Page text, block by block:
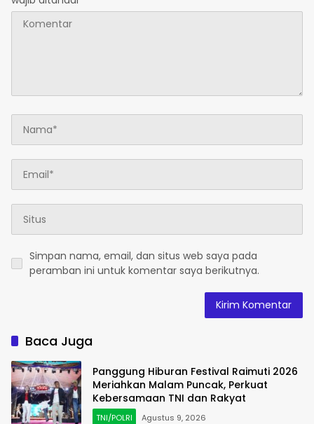
Simpan nama, email, dan situs web saya pada
peramban ini untuk komentar saya berikutnya.
Baca Juga
Panggung Hiburan Festival Raimuti 2026
Meriahkan Malam Puncak, Perkuat
Kebersamaan TNI dan Rakyat
TNI/POLRI Agustus 9, 2026